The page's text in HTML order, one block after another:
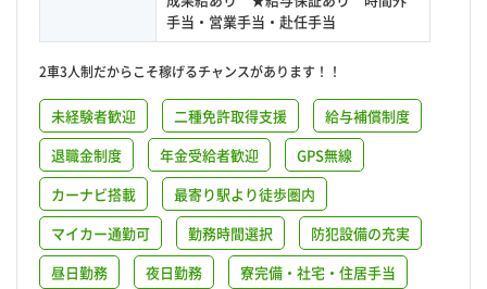
手当・営業手当・赴任手当
2車3人制だからこそ稼げるチャンスがあります！！
未経験者歓迎 二種免許取得支援
給与補償制度
退職金制度
年金受給者歓迎
GPS無線
カーナビ搭載
最寄り駅より徒歩圏内
マイカー通勤可
勤務時間選択
防犯設備の充実
昼日勤務
夜日勤務 寮完備・社宅・住居手当